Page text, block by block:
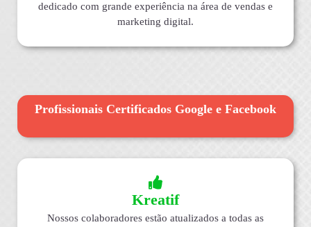
dedicado com grande experiência na área de vendas e
marketing digital.
Profissionais Certificados Google e Facebook
Kreatif
Nossos colaboradores estão atualizados a todas as